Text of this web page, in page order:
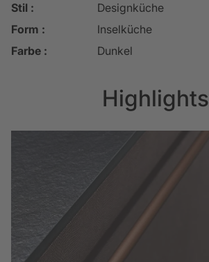
Stil :
Designküche
Form :
Inselküche
Farbe :
Dunkel
Highlights